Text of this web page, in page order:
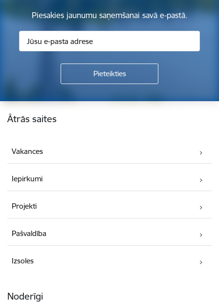
Piesakies jaunumu saņemšanai savā e-pastā.
Kājene
Ātrās saites
Vakances
Iepirkumi
Projekti
Pašvaldība
Izsoles
Noderīgi